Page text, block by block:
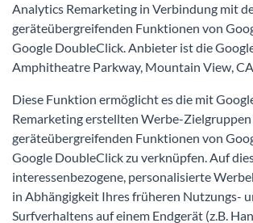
Analytics Remarketing in Verbindung mit
geräteübergreifenden Funktionen von
Google DoubleClick. Anbieter ist die
Amphitheatre Parkway, Mountain View,
Diese Funktion ermöglicht es die mit
Remarketing erstellten Werbe-
geräteübergreifenden Funktionen von
Google DoubleClick zu verknüpfen. Auf
interessenbezogene, personalisierte
in Abhängigkeit Ihres früheren Nutzungs-
Surfverhaltens auf einem Endgerät (z.B.